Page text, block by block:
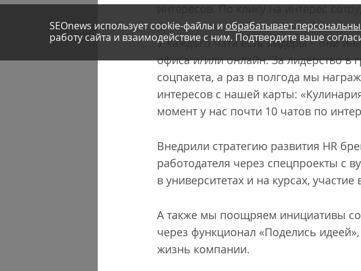
интересов. По клику на интерес
У каждого чата есть лидеры – они
офиса и/или онлайн. За лидерство в
соцпакета, а раз в полгода мы
интересов с нашей карты:
момент у нас почти 10 чатов по
Внедрили стратегию развития HR
работодателя через спецпроекты с
в университетах и на курсах,
А также мы поощряем инициативы
через функционал «Поделись
жизнь компании.
SEOnews использует cookie-файлы и обрабатывает
работу сайта и взаимодействие с ним. Подтвердите ваше